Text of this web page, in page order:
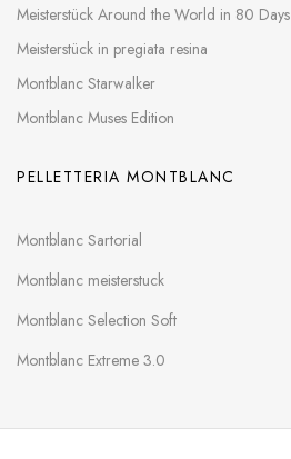
Meisterstück Around the World in 80 Days
Meisterstück in pregiata resina
Montblanc Starwalker
Montblanc Muses Edition
PELLETTERIA MONTBLANC
Montblanc Sartorial
Montblanc meisterstuck
Montblanc Selection Soft
Montblanc Extreme 3.0